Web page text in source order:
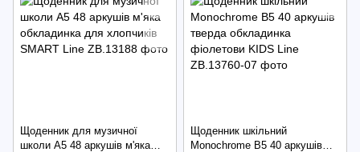
Щоденник для музичної
школи А5 48 аркушів м'яка
Щоденник шкільний
Monochrome B5 40 аркушів